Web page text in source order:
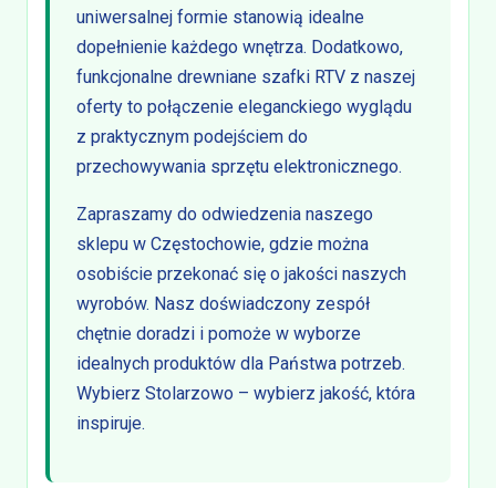
uniwersalnej formie stanowią idealne
dopełnienie każdego wnętrza. Dodatkowo,
funkcjonalne drewniane szafki RTV z naszej
oferty to połączenie eleganckiego wyglądu
z praktycznym podejściem do
przechowywania sprzętu elektronicznego.
Zapraszamy do odwiedzenia naszego
sklepu w Częstochowie, gdzie można
osobiście przekonać się o jakości naszych
wyrobów. Nasz doświadczony zespół
chętnie doradzi i pomoże w wyborze
idealnych produktów dla Państwa potrzeb.
Wybierz Stolarzowo – wybierz jakość, która
inspiruje.